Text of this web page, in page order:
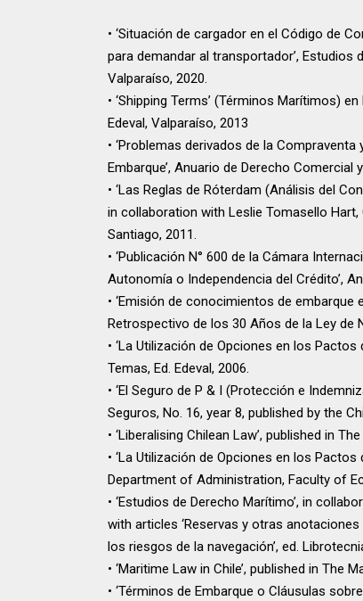
• ‘Situación de cargador en el Código de
para demandar al transportador’, Estudios
Valparaíso, 2020.
• ‘Shipping Terms’ (Términos Marítimos)
Edeval, Valparaíso, 2013
• ‘Problemas derivados de la
Embarque’, Anuario de Derecho
• ‘Las Reglas de Róterdam (Análisis del
in collaboration with Leslie Tomasello Hart,
Santiago, 2011.
• ‘Publicación N° 600 de la Cámara
Autonomía o Independencia del Crédito’,
• ‘Emisión de conocimientos de
Retrospectivo de los 30 Años de la Ley de
• ‘La Utilización de Opciones en los
Temas, Ed. Edeval, 2006.
• ‘El Seguro de P & I (Protección e
Seguros, No. 16, year 8, published by the
• ‘Liberalising Chilean Law’, published in
• ‘La Utilización de Opciones en los
Department of Administration, Faculty of
• ‘Estudios de Derecho Marítimo’, in
with articles ‘Reservas y otras
los riesgos de la navegación’, ed.
• ‘Maritime Law in Chile’, published in The
• ‘Términos de Embarque o Cláusulas